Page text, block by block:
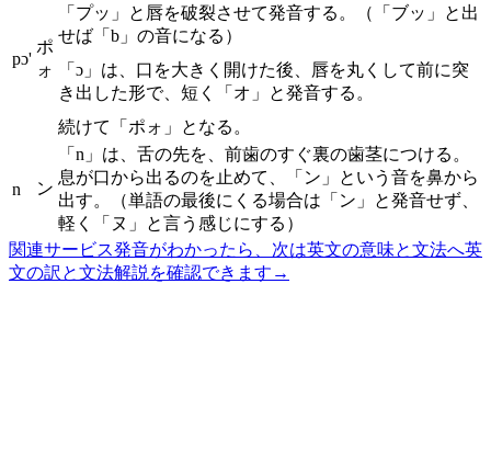
pɔ'
ポ
ォ
「プッ」と唇を破裂させて発音する。（「ブッ」と出
せば「b」の音になる）
「ɔ」は、口を大きく開けた後、唇を丸くして前に突
き出した形で、短く「オ」と発音する。
続けて「ポォ」となる。
n ン
「n」は、舌の先を、前歯のすぐ裏の歯茎につける。
息が口から出るのを止めて、「ン」という音を鼻から
出す。（単語の最後にくる場合は「ン」と発音せず、
軽く「ヌ」と言う感じにする）
関連サービス発音がわかったら、次は英文の意味と文法へ英
文の訳と文法解説を確認できます →